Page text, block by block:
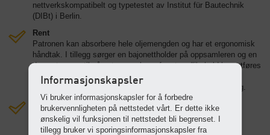
nettverkskompatibelt og typetestet av Institut für Bautechnik
(DIBt) i Berlin.
Rent
Patronen kan absorbere hele oljemengden og har et ergonomisk
håndtak. I tillegg sørger en bajonettholder på oppsamleren og en
dryppstoppventil på patronens bunn for at vedlikehold kan utføres
raskt. Dette beskytter servicepersonell og miljøet mot
kontaminering. Vekten av en tømt patron holdes under 25 kg.
Modulær
Én patron for alle modeller. Praktiske omstillingssett for
kapasitetstilpasning etterpå.
Informasjonskapsler
Vi bruker informasjonskapsler for å forbedre
brukervennligheten på nettstedet vårt. Er dette ikke
ønskelig vil funksjonen til nettstedet bli begrenset. I
tillegg bruker vi sporingsinformasjonskapsler fra